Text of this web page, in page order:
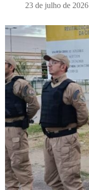
23 de julho de 2026